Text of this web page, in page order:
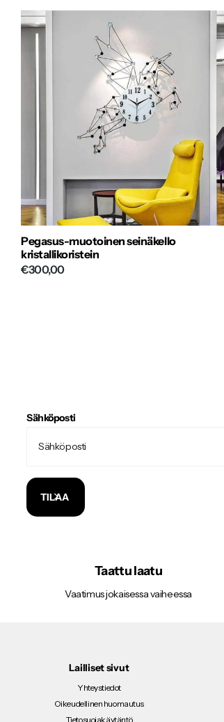
Pegasus-muotoinen seinäkello
kristallikoristein
€300,00
Sähköposti
TILAA
Taattu laatu
Vaatimus jokaisessa vaiheessa
Lailliset sivut
Yhteystiedot
Oikeudellinen huomautus
Tietosuojakäytäntö